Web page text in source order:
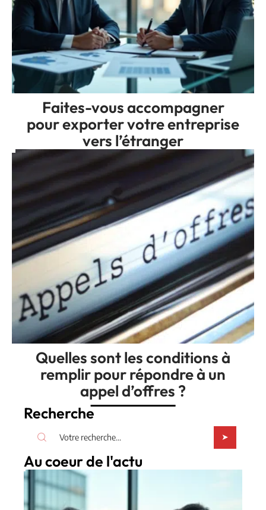
Faites-vous accompagner
pour exporter votre entreprise
vers l’étranger
Quelles sont les conditions à
remplir pour répondre à un
appel d’offres ?
Recherche
Au coeur de l'actu